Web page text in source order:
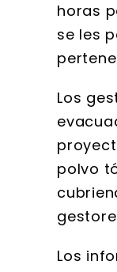
horas
se les
Los
polvo
Los